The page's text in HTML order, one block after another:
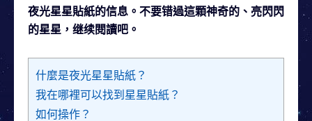
夜光星星貼紙的信息。不要错過這顆神奇的、亮閃閃
的星星，继续閱讀吧。
什麼是夜光星星貼紙？
我在哪裡可以找到星星貼紙？
如何操作？